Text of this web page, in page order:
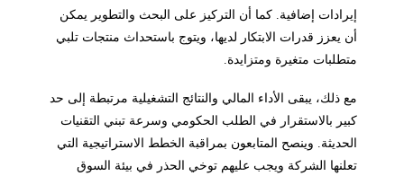
إيرادات إضافية. كما أن التركيز على البحث والتطوير يمكن
أن يعزز قدرات الابتكار لديها، ويتوج باستحداث منتجات تلبي
متطلبات متغيرة ومتزايدة.
مع ذلك، يبقى الأداء المالي والنتائج التشغيلية مرتبطة إلى حد
كبير بالاستقرار في الطلب الحكومي وسرعة تبني التقنيات
الحديثة. وينصح المتابعون بمراقبة الخطط الاستراتيجية التي
تعلنها الشركة ويجب عليهم توخي الحذر في بيئة السوق